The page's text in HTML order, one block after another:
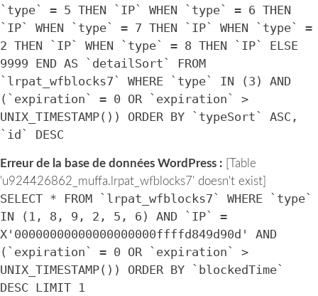
`type` = 5 THEN `IP` WHEN `type` = 6 THEN
`IP` WHEN `type` = 7 THEN `IP` WHEN `type` =
2 THEN `IP` WHEN `type` = 8 THEN `IP` ELSE
9999 END AS `detailSort` FROM
`lrpat_wfblocks7` WHERE `type` IN (3) AND
(`expiration` = 0 OR `expiration` >
UNIX_TIMESTAMP()) ORDER BY `typeSort` ASC,
`id` DESC
Erreur de la base de données WordPress : [Table
'u924426862_muffa.lrpat_wfblocks7' doesn't exist]
SELECT * FROM `lrpat_wfblocks7` WHERE `type`
IN (1, 8, 9, 2, 5, 6) AND `IP` =
X'00000000000000000000ffffd849d90d' AND
(`expiration` = 0 OR `expiration` >
UNIX_TIMESTAMP()) ORDER BY `blockedTime`
DESC LIMIT 1